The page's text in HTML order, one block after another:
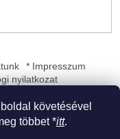
követésével
többet *itt.
* Impresszum
nyilatkozat